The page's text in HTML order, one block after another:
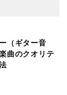
（ギター音
曲のクオリテ